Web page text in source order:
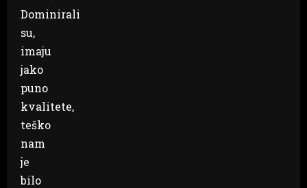
Dominirali
su,
imaju
jako
puno
kvalitete,
teško
nam
je
bilo